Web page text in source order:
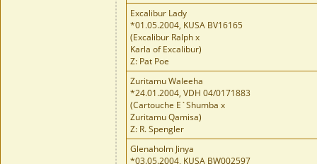
Excalibur Lady
*01.05.2004, KUSA BV16165
(Excalibur Ralph x
Karla of Excalibur)
Z: Pat Poe
Zuritamu Waleeha
*24.01.2004, VDH 04/0171883
(Cartouche E`Shumba x
Zuritamu Qamisa)
Z: R. Spengler
Glenaholm Jinya
*03.05.2004, KUSA BW002597